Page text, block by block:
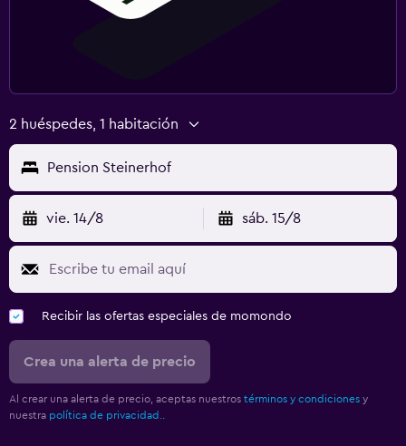
2 huéspedes, 1 habitación
Pension Steinerhof
vie. 14/8 sáb. 15/8
Recibir las ofertas especiales de momondo
Crea una alerta de precio
Al crear una alerta de precio, aceptas nuestros términos y condiciones y
nuestra política de privacidad.